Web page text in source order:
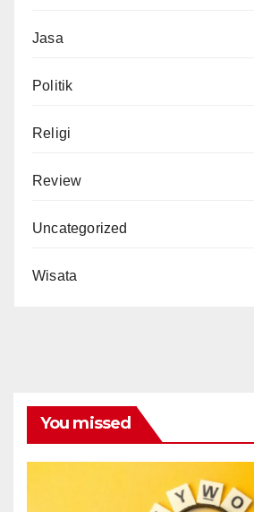
Jasa
Politik
Religi
Review
Uncategorized
Wisata
You missed